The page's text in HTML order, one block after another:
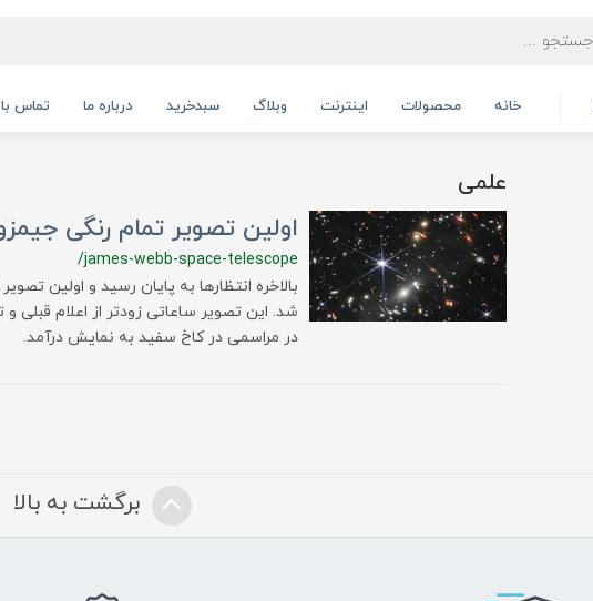
خانه محصولات اینترنت وبلاگ سبدخرید درباره ما تماس
علمی
اولین تصویر تمام رنگی
/james-webb-space-telescope
بالاخره انتظارها به پایان رسید و اولین
شد. این تصویر ساعاتی زودتر از اعلام
در مراسمی در کاخ سفید به نمایش درآمد.
برگشت به بالا